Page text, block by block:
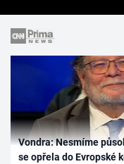
Vondra: Nesmíme
se opřela do Evropské